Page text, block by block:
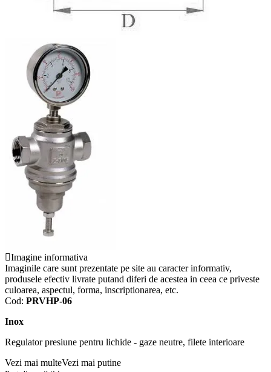
Imagine informativa
Imaginile care sunt prezentate pe site au caracter informativ,
produsele efectiv livrate putand diferi de acestea in ceea ce priveste
culoarea, aspectul, forma, inscriptionarea, etc.
Cod: PRVHP-06
Inox
Regulator presiune pentru lichide - gaze neutre, filete interioare
Vezi mai multeVezi mai putine